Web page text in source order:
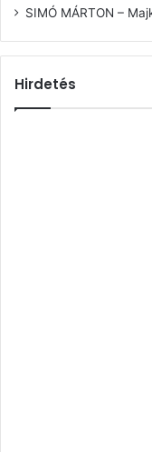
SIMÓ MÁRTON –
Hirdetés